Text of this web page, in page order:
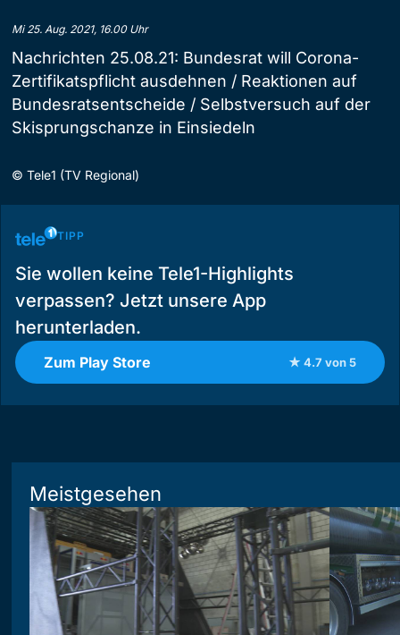
Mi 25. Aug. 2021, 16.00 Uhr
Nachrichten 25.08.21: Bundesrat will Corona-
Zertifikatspflicht ausdehnen / Reaktionen auf
Bundesratsentscheide / Selbstversuch auf der
Skisprungschanze in Einsiedeln
© Tele1 (TV Regional)
TIPP
Sie wollen keine Tele1-Highlights
verpassen? Jetzt unsere App
herunterladen.
Zum Play Store ★ 4.7 von 5
Meistgesehen